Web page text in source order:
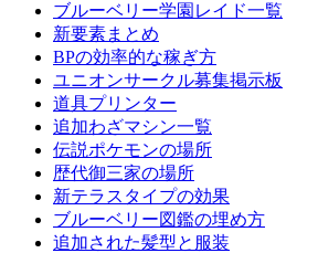
ブルーベリー学園レイド一覧
新要素まとめ
BPの効率的な稼ぎ方
ユニオンサークル募集掲示板
道具プリンター
追加わざマシン一覧
伝説ポケモンの場所
歴代御三家の場所
新テラスタイプの効果
ブルーベリー図鑑の埋め方
追加された髪型と服装